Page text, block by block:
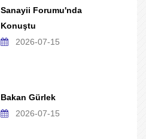
Sanayii Forumu'nda
Konuştu
2026-07-15
Bakan Gürlek
2026-07-15